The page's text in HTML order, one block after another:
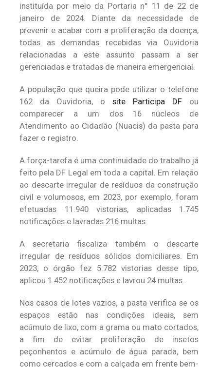
instituída por meio da Portaria n° 11 de 22 de
janeiro de 2024. Diante da necessidade de
prevenir e acabar com a proliferação da doença,
todas as demandas recebidas via Ouvidoria
relacionadas a este assunto passam a ser
gerenciadas e tratadas de maneira emergencial.
A população que queira pode utilizar o telefone
162 da Ouvidoria, o site Participa DF ou
comparecer a um dos 16 núcleos de
Atendimento ao Cidadão (Nuacis) da pasta para
fazer o registro.
A força-tarefa é uma continuidade do trabalho já
feito pela DF Legal em toda a capital. Em relação
ao descarte irregular de resíduos da construção
civil e volumosos, em 2023, por exemplo, foram
efetuadas 11.940 vistorias, aplicadas 1.745
notificações e lavradas 216 multas.
A secretaria fiscaliza também o descarte
irregular de resíduos sólidos domiciliares. Em
2023, o órgão fez 5.782 vistorias desse tipo,
aplicou 1.452 notificações e lavrou 24 multas.
Nos casos de lotes vazios, a pasta verifica se os
espaços estão nas condições ideais, sem
acúmulo de lixo, com a grama ou mato cortados,
a fim de evitar proliferação de insetos
peçonhentos e acúmulo de água parada, bem
como cercados e com a calçada em frente bem-